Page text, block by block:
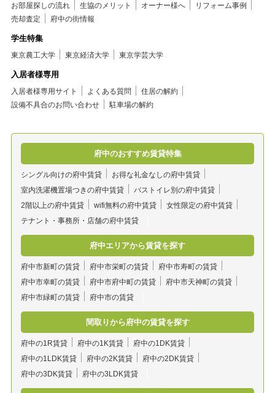
お部屋探しの流れ 生協のメリット オーナー様へ
リフォーム事例
売却査定
府中の街情報
学生特集
東京農工大学 東京経済大学 東京学芸大学
入居者様専用
入居者様専用サイト よくある質問
住居の解約
設備不具合のお問い合わせ
駐車場の解約
府中のおすすめ賃貸特集
シングル向けの府中賃貸
お得な礼金なしの府中賃貸
室内洗濯機置場つきの府中賃貸
バストイレ別の府中賃貸
2階以上の府中賃貸
wifi無料の府中賃貸
女性限定の府中賃貸
テナント・事務所・店舗の府中賃貸
府中エリアから賃貸を探す
府中市新町の賃貸 府中市栄町の賃貸
府中市寿町の賃貸
府中市幸町の賃貸
府中市府中町の賃貸
府中市天神町の賃貸
府中市緑町の賃貸
府中市の賃貸
間取りから府中の賃貸を探す
府中の1R賃貸 府中の1K賃貸
府中の1DK賃貸
府中の1LDK賃貸
府中の2K賃貸
府中の2DK賃貸
府中の3DK賃貸
府中の3LDK賃貸